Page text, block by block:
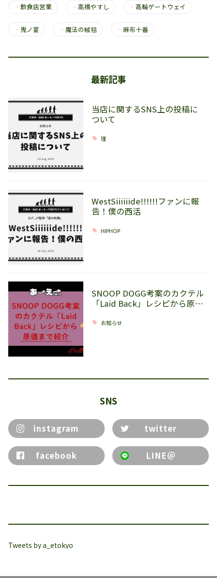
・ 飲食店営業 ・高橋やすし ・高輪ゲートウェイ
・ 鬼ノ宴 ・ 魔法の絨毯 ・ 麻布十番
最新記事
当店に関するSNS上の投稿に
ついて
理
WestSiiiiiide!!!!!!ファンに報
告！僕の西活
HIPHOP
SNOOP DOGG考案のカクテル
「Laid Back」レシピから原…
お知らせ
SNS
instagram twitter
facebook LINE＠
Tweets by a_etokyo